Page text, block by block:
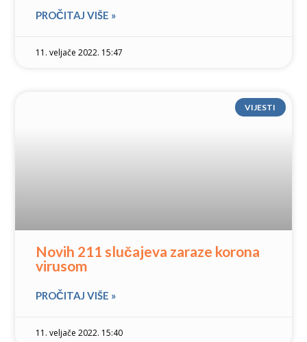
PROČITAJ VIŠE »
11. veljače 2022. 15:47
VIJESTI
Novih 211 slučajeva zaraze korona
virusom
PROČITAJ VIŠE »
11. veljače 2022. 15:40